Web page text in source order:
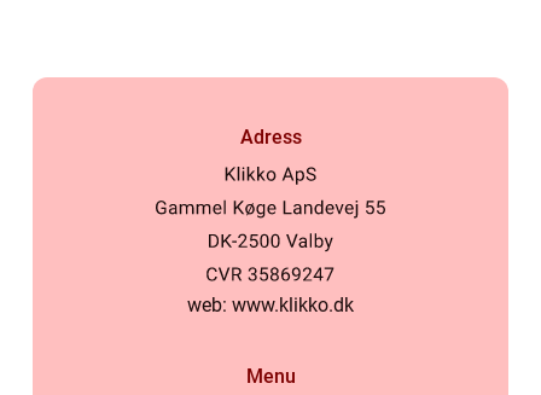
Adress
web: www.klikko.dk
Menu